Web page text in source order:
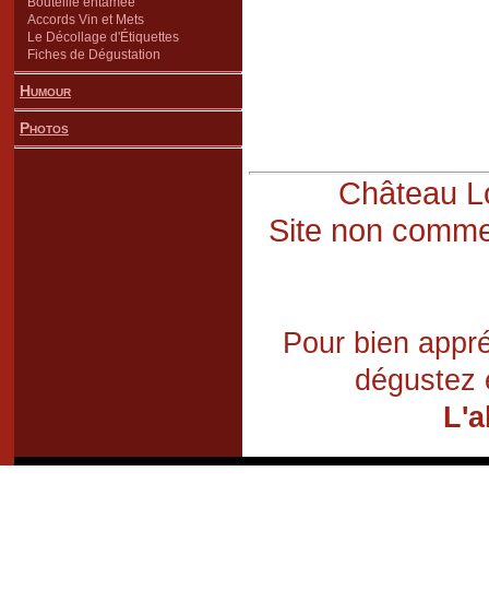
Accords Vin et Mets
Le Décollage d'Étiquettes
Fiches de Dégustation
Humour
Photos
Château
Site non
Pour bien
dégustez